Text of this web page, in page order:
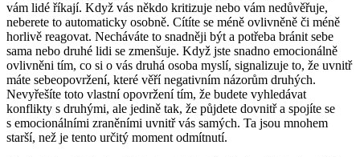
vám lidé říkají. Když vás někdo kritizuje nebo vám nedůvěřuje,
neberete to automaticky osobně. Cítíte se méně ovlivněně či méně
horlivě reagovat. Necháváte to snadněji být a potřeba bránit sebe
sama nebo druhé lidi se zmenšuje. Když jste snadno emocionálně
ovlivněni tím, co si o vás druhá osoba myslí, signalizuje to, že uvnitř
máte sebeopovržení, které věří negativním názorům druhých.
Nevyřešíte toto vlastní opovržení tím, že budete vyhledávat
konflikty s druhými, ale jedině tak, že půjdete dovnitř a spojíte se
s emocionálními zraněními uvnitř vás samých. Ta jsou mnohem
starší, než je tento určitý moment odmítnutí.